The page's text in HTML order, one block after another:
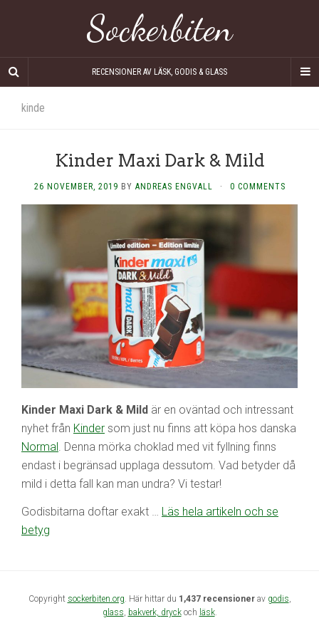
Sockerbiten
RECENSIONER AV LÄSK, GODIS & GLASS
kinde
Kinder Maxi Dark & Mild
26 NOVEMBER, 2019 BY ANDREAS ENGVALL · 0 COMMENTS
Kinder Maxi Dark & Mild är en oväntad och intressant
nyhet från Kinder som just nu finns att köpa hos danska
Normal . Denna mörka choklad med vit fyllning finns
endast i begränsad upplaga dessutom. Vad betyder då
mild i detta fall kan man undra? Vi testar!
Godisbitarna doftar exakt … Läs hela artikeln och se
betyg
Copyright sockerbiten.org . Här hittar du 1,437 recensionerav godis
glass bakverk, dryckoch läsk.